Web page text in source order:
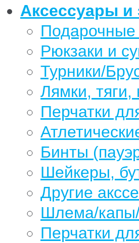
Аксессуары и
Рюкзаки и
Турники/
Лямки, тяги,
Перчатки
Бинты
Шейкеры,
Другие
Шлема/
Перчатки